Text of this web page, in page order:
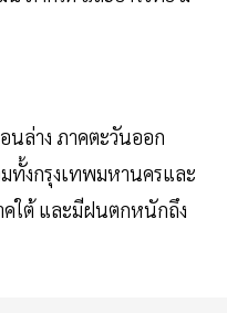
ล่าง ภาคตะวันออก
ทั้งกรุงเทพมหานครและ
ใต้ และมีฝนตกหนักถึง